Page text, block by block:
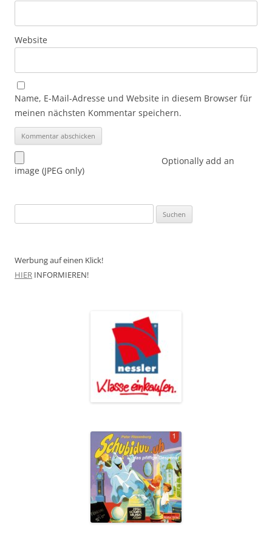
Website
Name, E-Mail-Adresse und Website in diesem Browser für
meinen nächsten Kommentar speichern.
Optionally add an
image (JPEG only)
nach:
Werbung auf einen Klick!
HIER INFORMIEREN!